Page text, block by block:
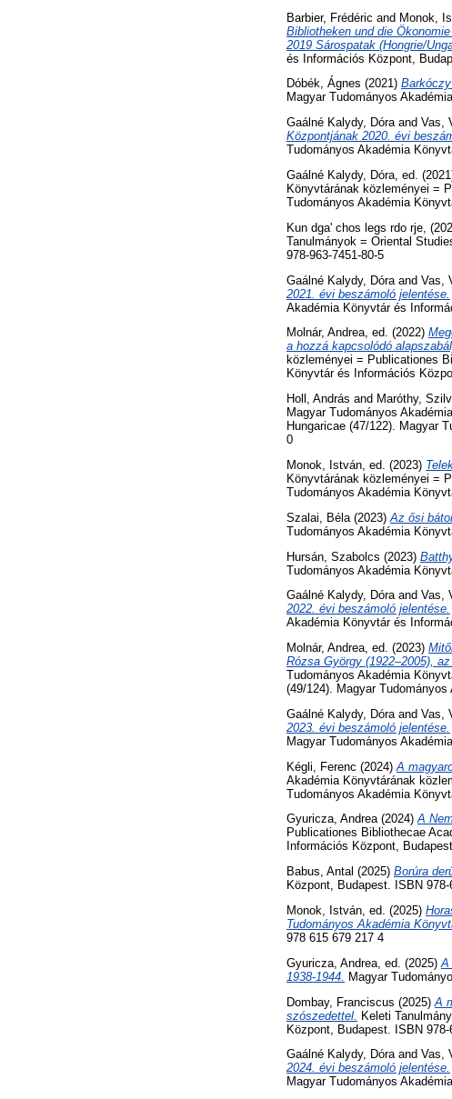
Barbier, Frédéric and Monok,
Bibliotheken und die
2019 Sárospatak (Hongrie/
és Információs Központ,
Dóbék, Ágnes (2021)
Magyar Tudományos
Gaálné Kalydy, Dóraand Vas,
Központjának 2020. évi
Tudományos Akadémia
Gaálné Kalydy, Dóra , ed.
Könyvtárának közleményei =
Tudományos Akadémia
Kun dga' chos legs rdo rje,
Tanulmányok = Oriental
978-963-7451-80-5
Gaálné Kalydy, Dóra and Vas,
2021. évi beszámoló jelentése.
Akadémia Könyvtár és
Molnár, Andrea, ed. (2022)
a hozzá kapcsolódó
közleményei = Publicationes
Könyvtár és Információs
Holl, András and Maróthy,
Magyar Tudományos
Hungaricae (47/122). Magyar
0
Monok, István , ed. (2023)
Könyvtárának közleményei =
Tudományos Akadémia
Szalai, Béla (2023) Az ősi
Tudományos Akadémia
Hursán, Szabolcs (2023)
Tudományos Akadémia
Gaálné Kalydy, Dóraand Vas,
2022. évi beszámoló jelentése.
Akadémia Könyvtár és
Molnár, Andrea, ed. (2023)
Rózsa György (1922–2005),
Tudományos Akadémia
(49/124). Magyar
Gaálné Kalydy, Dóra and Vas,
2023. évi beszámoló jelentése.
Magyar Tudományos
Kégli, Ferenc (2024) A
Akadémia Könyvtárának
Tudományos Akadémia
Gyuricza, Andrea(2024)A
Publicationes Bibliothecae
Információs Központ,
Babus, Antal (2025) Borúra
Központ, Budapest. ISBN 978-
Monok, István, ed. (2025)
Tudományos Akadémia
978 615 679 217 4
Gyuricza, Andrea , ed. (2025) A
1938-1944.
Magyar
Dombay, Franciscus (2025) A
szószedettel. Keleti
Központ, Budapest. ISBN 978-
Gaálné Kalydy, Dóraand Vas,
2024. évi beszámoló jelentése.
Magyar Tudományos